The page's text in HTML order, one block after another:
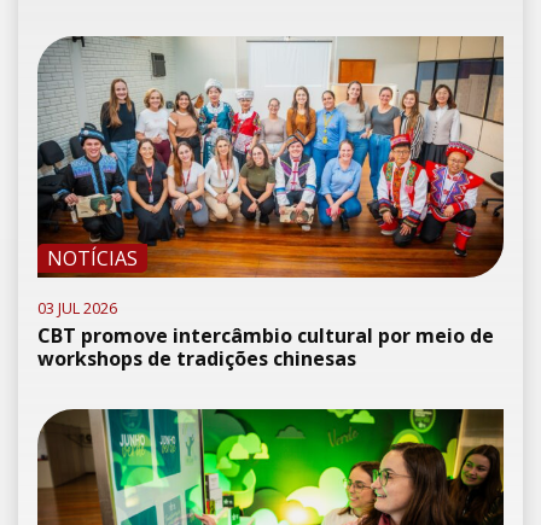
NOTÍCIAS
03 JUL 2026
CBT promove intercâmbio cultural por meio de
workshops de tradições chinesas